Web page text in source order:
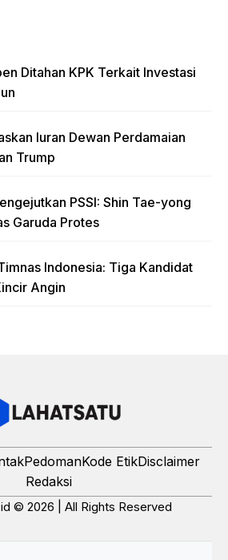
Ditahan KPK Terkait Investasi
Iuran Dewan Perdamaian
Trump
PSSI: Shin Tae-yong
Garuda Protes
Indonesia: Tiga Kandidat
Angin
PedomanKode EtikDisclaimer
Redaksi
© 2026 | All Rights Reserved